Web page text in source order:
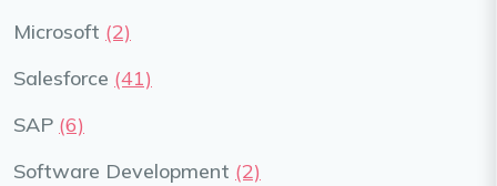
Microsoft (2)
Salesforce (41)
SAP (6)
Software Development (2)